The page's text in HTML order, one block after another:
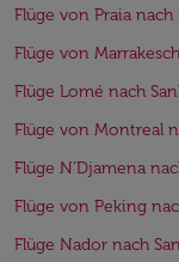
Flüge von Praia nach
Flüge von
Flüge Lomé nach
Flüge von Montreal
Flüge N’Djamena
Flüge von Peking
Flüge Nador nach